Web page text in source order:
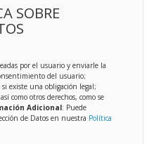
SOBRE
por el usuario y enviarle la
del usuario;
si existe una obligación legal;
como otros derechos, como se
Adicional: Puede
de Datos en nuestra Política